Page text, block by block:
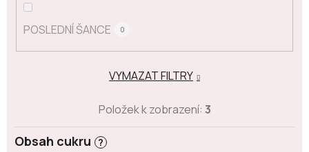
POSLEDNÍ ŠANCE 0
Obsah cukru ?
VYMAZAT FILTRY
Položek k zobrazení: 3